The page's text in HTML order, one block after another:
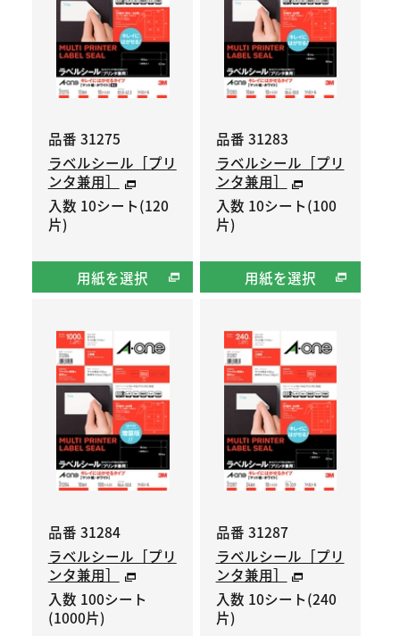
品番 31275
ラベルシール［プリ
ンタ兼用］
入数 10シート(120
片)
用紙を選択
品番 31283
ラベルシール［プリ
ンタ兼用］
入数 10シート(100
片)
用紙を選択
品番 31284
ラベルシール［プリ
ンタ兼用］
入数 100シート
(1000片)
品番 31287
ラベルシール［プリ
ンタ兼用］
入数 10シート(240
片)